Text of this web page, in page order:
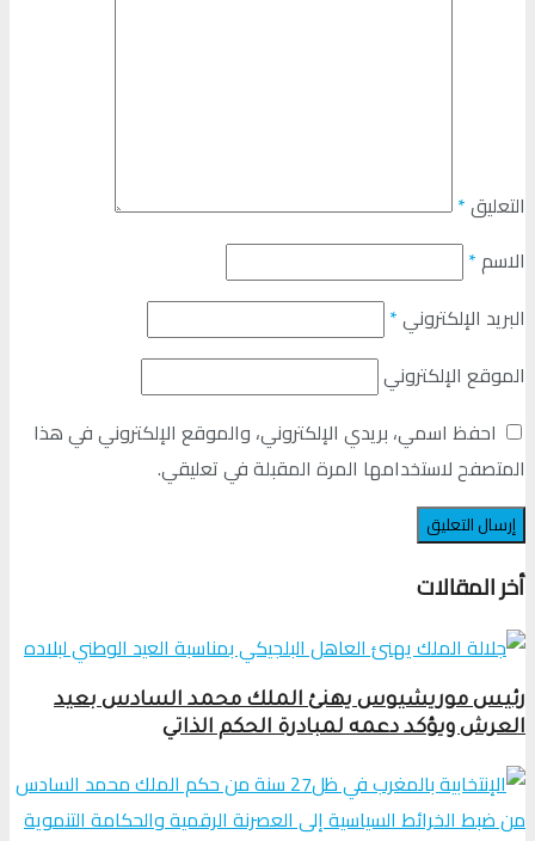
التعليق*
الاسم*
البريد الإلكتروني*
الموقع الإلكتروني
احفظ اسمي، بريدي الإلكتروني، والموقع الإلكتروني في هذا
المتصفح لاستخدامها المرة المقبلة في تعليقي.
أخر المقالات
رئيس موريشيوس يهنئ الملك محمد السادس بعيد
العرش ويؤكد دعمه لمبادرة الحكم الذاتي